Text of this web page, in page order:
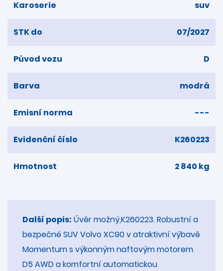
Karoserie suv
STK do 07/2027
Původ vozu D
Barva modrá
Emisní norma ---
Evidenční číslo K260223
Hmotnost 2 840 kg
Další popis: Úvěr možný,K260223. Robustní a
bezpečné SUV Volvo XC90 v atraktivní výbavě
Momentum s výkonným naftovým motorem
D5 AWD a komfortní automatickou